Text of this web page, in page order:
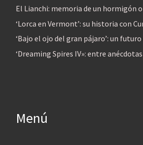
El Lianchi: memoria de un hormigón
‘Lorca en Vermont’: su historia con
‘Bajo el ojo del gran pájaro’: un
‘Dreaming Spires IV»: entre
Menú